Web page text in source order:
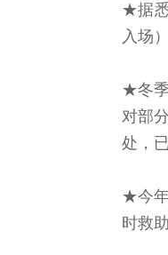
★据悉
入场
★冬季
对部
处，
★今年
时救